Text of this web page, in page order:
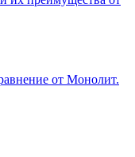
от Монолит.